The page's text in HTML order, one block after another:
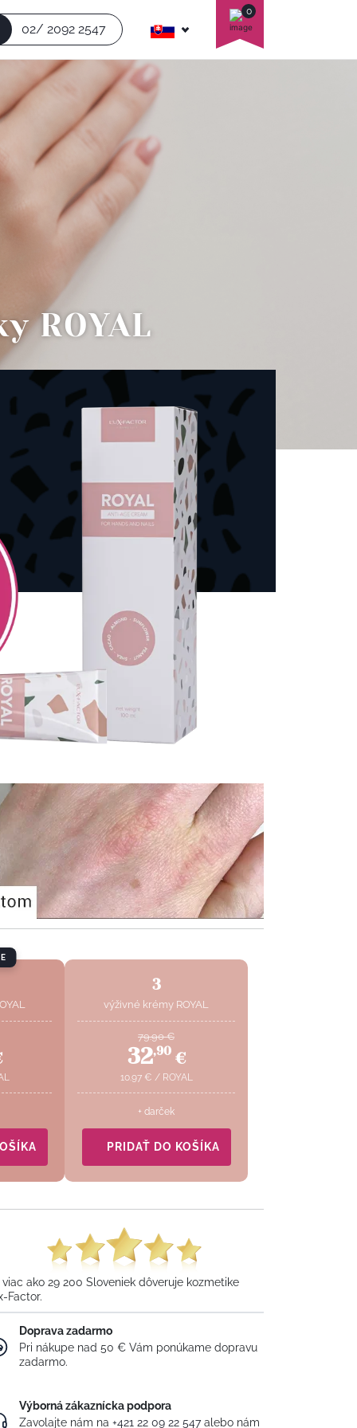
02/ 2092 2547
0
ROYAL
3
výživné krémy ROYAL
79.90 €
32,90 €
10.97 € / ROYAL
+ darček
PRIDAŤ DO KOŠÍKA
viac ako 29 200 Sloveniek dôveruje kozmetike
Factor.
Doprava zadarmo
Pri nákupe nad 50 € Vám ponúkame dopravu
zadarmo.
Výborná zákaznícka podpora
Zavolajte nám na +421 22 09 22 547alebo nám